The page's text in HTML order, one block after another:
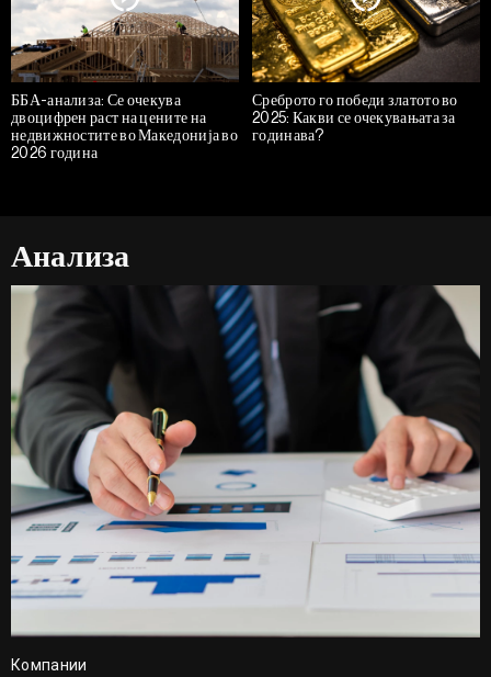
ББА-анализа: Се очекува
двоцифрен раст на цените на
недвижностите во Македонија во
2026 година
Среброто го победи златото во
2025: Какви се очекувањата за
годинава?
Анализа
Компании